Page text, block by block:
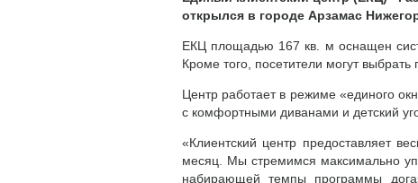
открылся в городе Арзамас
ЕКЦ площадью 167 кв. м оснащен
Кроме того, посетители могут
Центр работает в режиме «единого
с комфортными диванами и детский
«Клиентский центр предоставляет
месяц. Мы стремимся максимально
набирающей темпы программы